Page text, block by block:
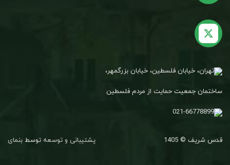
تهران، خیابان فلسطین، خیابان بزرگمهر،
ساختمان جمعیت حمایت از مردم فلسطین
021-66778899
پشتیبانی و توسعه توسط بنمای قدس شریف © 1405